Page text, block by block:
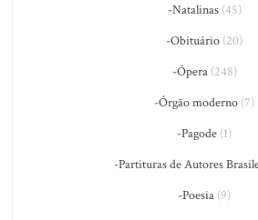
-Natalinas(45)
-Obituário (20)
-Ópera(248)
-Órgão moderno (7)
-Pagode (1)
-Partituras de Autores
-Poesia (9)